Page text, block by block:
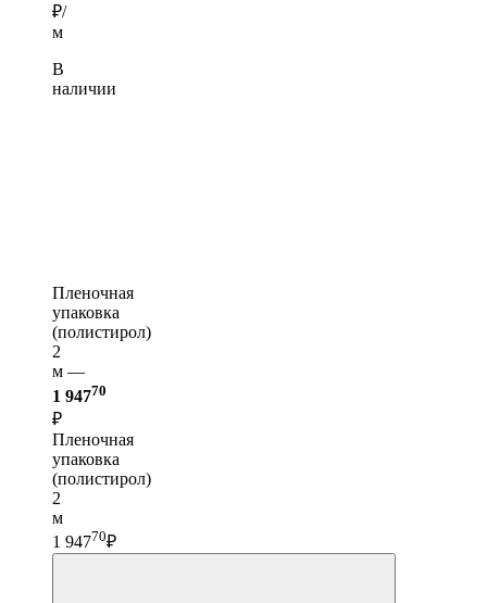
₽/
м
В
наличии
Пленочная
упаковка
(полистирол)
2
м —
1 94770
₽
Пленочная
упаковка
(полистирол)
2
м
1 94770₽